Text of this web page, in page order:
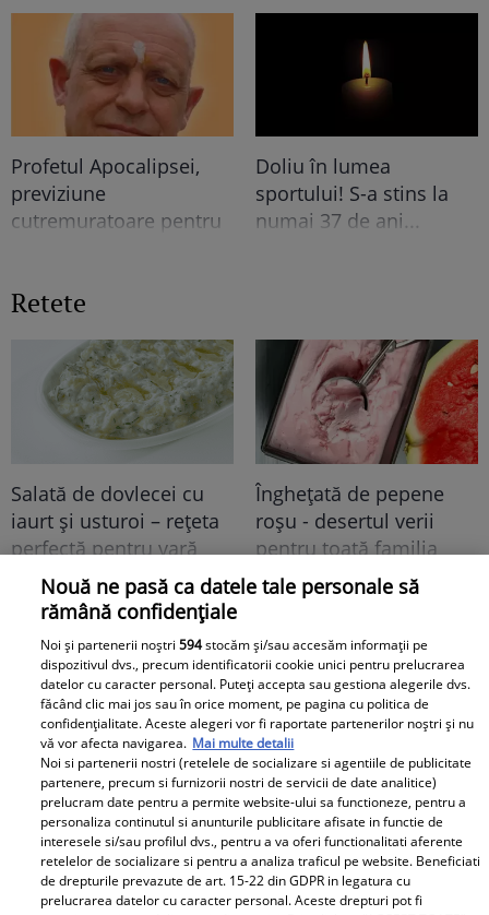
Profetul Apocalipsei,
previziune
cutremuratoare pentru
TERIBIL
Doliu în lumea
sportului! S-a stins la
numai 37 de ani...
Retete
Salată de dovlecei cu
iaurt și usturoi – rețeta
perfectă pentru vară
Înghețată de pepene
roșu - desertul verii
pentru toată familia
Musaca de vinete - cea
mai simplă rețetă și cea
mai gustoasă
Zacuscă de vinete cu
ardei necopt – zacusca
leneșului
Baby
Nouă ne pasă ca datele tale personale să
rămână confidențiale
Noi și partenerii noștri594stocăm și/sau accesăm informații pe
dispozitivul dvs., precum identificatorii cookie unici pentru prelucrarea
datelor cu caracter personal. Puteți accepta sau gestiona alegerile dvs.
făcând clic mai jos sau în orice moment, pe pagina cu politica de
confidențialitate. Aceste alegeri vor fi raportate partenerilor noștri și nu
vă vor afecta navigarea. Mai multe detalii
Noi si partenerii nostri (retelele de socializare si agentiile de publicitate
partenere, precum si furnizorii nostri de servicii de date analitice)
prelucram date pentru a permite website-ului sa functioneze, pentru a
personaliza continutul si anunturile publicitare afisate in functie de
interesele si/sau profilul dvs., pentru a va oferi functionalitati aferente
retelelor de socializare si pentru a analiza traficul pe website. Beneficiati
de drepturile prevazute de art. 15-22 din GDPR in legatura cu
prelucrarea datelor cu caracter personal. Aceste drepturi pot fi